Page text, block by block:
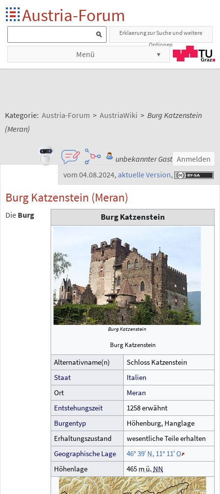
Austria-Forum
Erklaerung zur Suche und weitere
Optionen
Menü
Kategorie: Austria-Forum > AustriaWiki > Burg Katzenstein
(Meran)
unbekannter Gast Anmelden
vom 04.08.2024, aktuelle Version,
Burg Katzenstein (Meran)
Burg Katzenstein
Burg Katzenstein
Burg Katzenstein
Alternativname(n)
Schloss Katzenstein
Staat
Italien
Ort
Meran
Entstehungszeit
1258 erwähnt
Burgentyp
Höhenburg, Hanglage
Erhaltungszustand
wesentliche Teile erhalten
Geographische Lage 46°39′ N, 11° 11′O
Höhenlage
465 m ü. NN
Die Burg